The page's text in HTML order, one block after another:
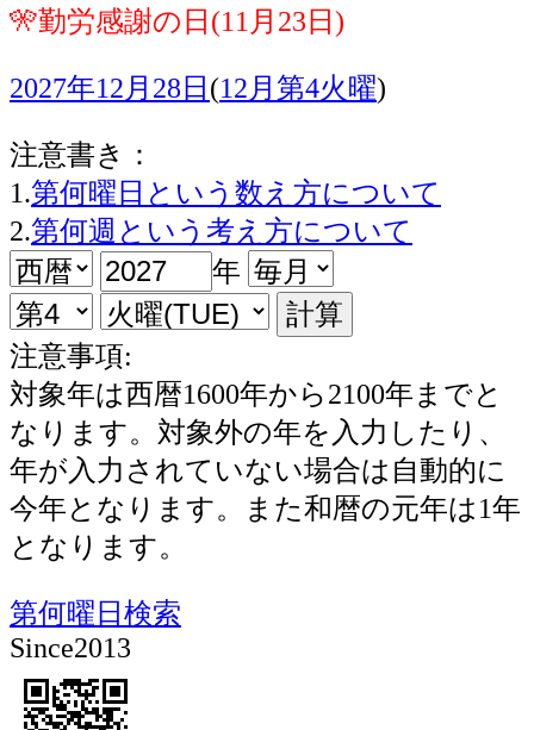
🎌勤労感謝の日(11月23日)
2027年12月28日 (12月第4火曜)
注意書き：
1.第何曜日という数え方について
2.第何週という考え方について
年
注意事項:
対象年は西暦1600年から2100年までと
なります。対象外の年を入力したり、
年が入力されていない場合は自動的に
今年となります。また和暦の元年は1年
となります。
第何曜日検索
Since2013